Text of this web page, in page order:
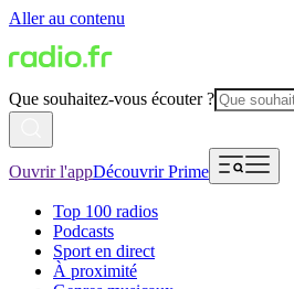
Aller au contenu
Que souhaitez-vous écouter ?
Ouvrir l'appDécouvrir Prime
Top 100 radios
Podcasts
Sport en direct
À proximité